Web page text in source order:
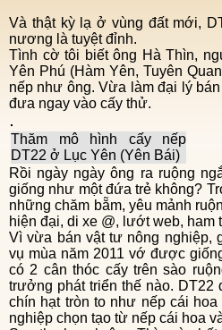
Và thật kỳ lạ ở vùng đất mới, DT22 đã làm mê mẩn nhiều bà mế, cô gái bản vốn lâu nay coi nếp
nương là tuyệt đỉnh.
Tình cờ tôi biết ông Hà Thìn, người Tày. Ông mang họ Hà, sinh năm Thìn (1952), đang sống ở xã
Yên Phú (Hàm Yên, Tuyên
nếp như ông. Vừa làm đại lý
đưa ngay vào cấy thử.
Thăm mô hình cấy nếp
DT22 ở Lục Yên (Yên Bái)
Rồi ngày ngày ông ra ruộng ngắm nhìn ruộng lúa, xem cây lúa nó “ăn uống, lớn lên” thế nào, có
giống như một đứa trẻ không?
những chăm bẵm, yêu mảnh
hiện đại, di xe @, lướt web,
Vì vừa bán vật tư nông nghiệp, giống lúa, lại vừa thạo sá cày đường bừa, biết cấy lúa 1 dảnh nên
vụ mùa năm 2011 vớ được
có 2 cân thóc cấy trên sào
trưởng phát triển thế nào. DT22
chín hạt tròn to như nếp cái
nghiệp chọn tạo từ nếp cái hoa